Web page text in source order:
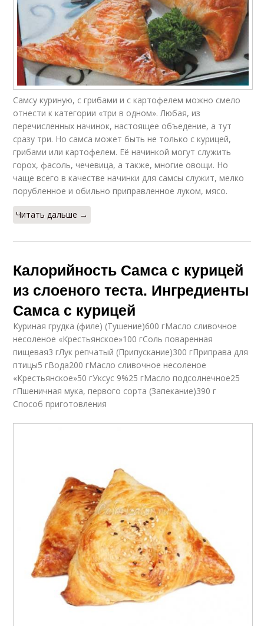
Самсу куриную, с грибами и с картофелем можно смело
отнести к категории «три в одном». Любая, из
перечисленных начинок, настоящее объедение, а тут
сразу три. Но самса может быть не только с курицей,
грибами или картофелем. Её начинкой могут служить
горох, фасоль, чечевица, а также, многие овощи. Но
чаще всего в качестве начинки для самсы служит, мелко
порубленное и обильно приправленное луком, мясо.
Читать дальше →
Калорийность Самса с курицей
из слоеного теста. Ингредиенты
Самса с курицей
Куриная грудка (филе) (Тушение)600 гМасло сливочное
несоленое «Крестьянское»100 гСоль поваренная
пищевая3 гЛук репчатый (Припускание)300 гПриправа для
птицы5 гВода200 гМасло сливочное несоленое
«Крестьянское»50 гУксус 9%25 гМасло подсолнечное25
гПшеничная мука, первого сорта (Запекание)390 г
Способ приготовления